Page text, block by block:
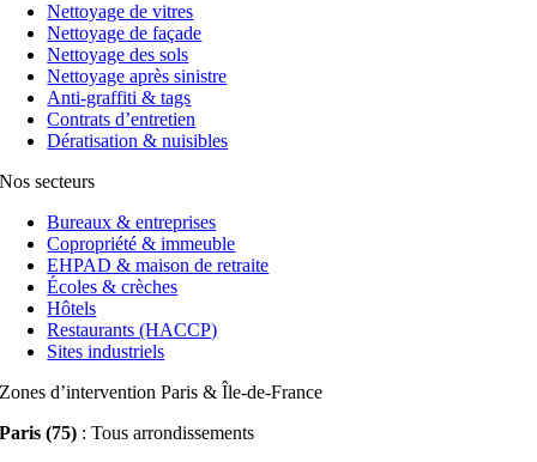
Nettoyage de vitres
Nettoyage de façade
Nettoyage des sols
Nettoyage après sinistre
Anti-graffiti & tags
Contrats d’entretien
Dératisation & nuisibles
Nos secteurs
Bureaux & entreprises
Copropriété & immeuble
EHPAD & maison de retraite
Écoles & crèches
Hôtels
Restaurants (HACCP)
Sites industriels
Zones d’intervention Paris & Île-de-France
Paris (75) : Tous arrondissements